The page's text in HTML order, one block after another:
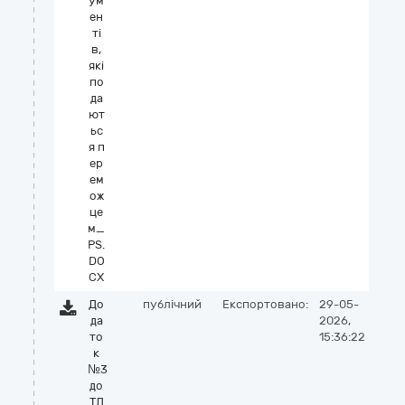
ен
ті
в,
які
по
да
ют
ьс
я п
ер
ем
ож
це
м_
PS.
DO
CX
До
да
то
к
№3
до
ТД
публічний Експортовано:
29-05-
2026,
15:36:22